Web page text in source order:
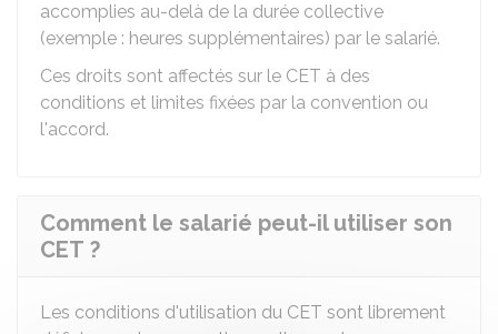
accomplies au-delà de la durée collective
(exemple : heures supplémentaires) par le salarié.
Ces droits sont affectés sur le CET à des
conditions et limites fixées par la convention ou
l'accord.
Comment le salarié peut-il utiliser son
CET ?
Les conditions d'utilisation du CET sont librement